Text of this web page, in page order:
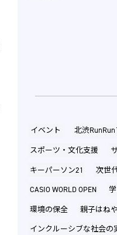
イベント
北渋
スポーツ・文化支援
キーパーソン21
次世
CASIO WORLD OPEN
環境の保全
親子はね
インクルーシブな社会の